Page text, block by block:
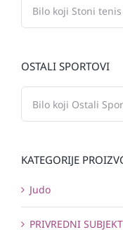
OSTALI SPORTOVI
KATEGORIJE
Judo
PRIVREDNI